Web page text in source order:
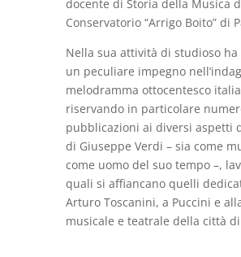
docente di Storia della Musica
Conservatorio “Arrigo Boito” di
Nella sua attività di studioso ha
un peculiare impegno
melodramma ottocentesco
riservando in particolare
pubblicazioni ai diversi aspetti
di Giuseppe Verdi – sia come
come uomo del suo tempo –,
quali si affiancano quelli
Arturo Toscanini, a Puccini e
musicale e teatrale della città